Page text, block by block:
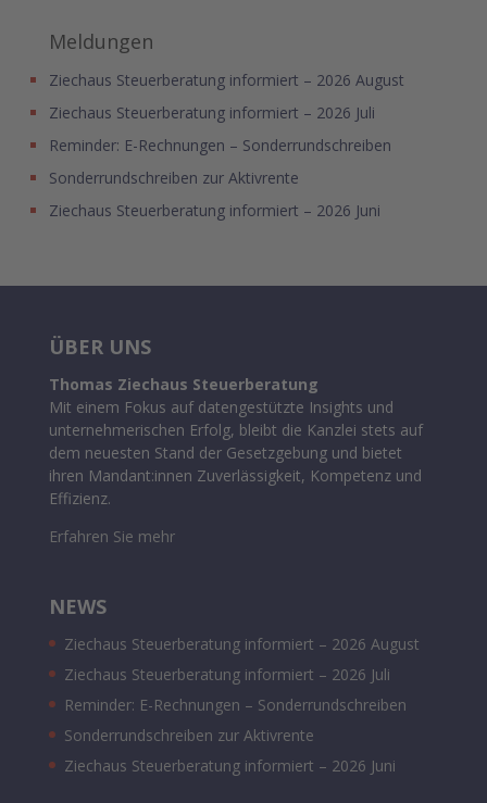
Meldungen
Ziechaus Steuerberatung informiert – 2026 August
Ziechaus Steuerberatung informiert – 2026 Juli
Reminder: E-Rechnungen – Sonderrundschreiben
Sonderrundschreiben zur Aktivrente
Ziechaus Steuerberatung informiert – 2026 Juni
ÜBER UNS
Thomas Ziechaus Steuerberatung
Mit einem Fokus auf datengestützte Insights und
unternehmerischen Erfolg, bleibt die Kanzlei stets auf
dem neuesten Stand der Gesetzgebung und bietet
ihren Mandant:innen Zuverlässigkeit, Kompetenz und
Effizienz.
Erfahren Sie mehr
NEWS
Ziechaus Steuerberatung informiert – 2026 August
Ziechaus Steuerberatung informiert – 2026 Juli
Reminder: E-Rechnungen – Sonderrundschreiben
Sonderrundschreiben zur Aktivrente
Ziechaus Steuerberatung informiert – 2026 Juni